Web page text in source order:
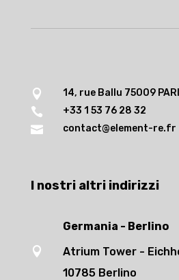
 14, rue Ballu 75009
 +33 1 53 76 28 32
 contact@element-re.fr
I nostri altri indirizzi
Germania - Berlino

Atrium Tower -
10785 Berlino